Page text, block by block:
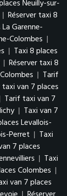
Neuilly-sur-
| Réserver taxi 8
Garenne-
Colombes |
| Taxi 8 places
| Réserver taxi 8
| Tarif
taxi van 7 places
Tarif taxi van 7
| Taxi van 7
Levallois-
Perret | Taxi
7 places
| Taxi
Colombes |
van 7 places